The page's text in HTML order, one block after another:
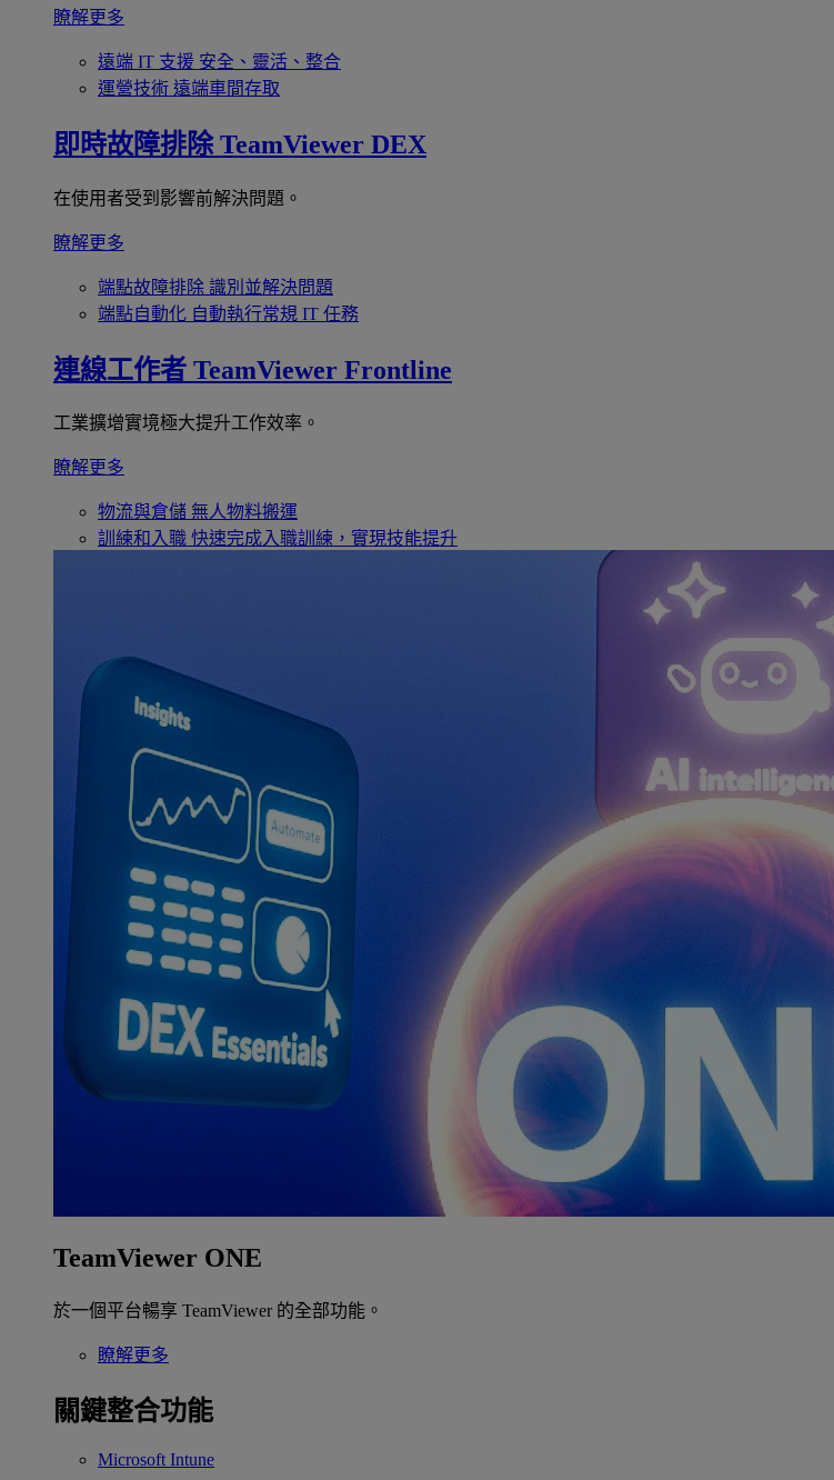
瞭解更多
遠端 IT 支援 安全、靈活、整合
運營技術 遠端車間存取
即時故障排除 TeamViewer DEX
在使用者受到影響前解決問題。
瞭解更多
端點故障排除 識別並解決問題
端點自動化 自動執行常規 IT 任務
連線工作者 TeamViewer Frontline
工業擴增實境極大提升工作效率。
瞭解更多
物流與倉儲 無人物料搬運
訓練和入職 快速完成入職訓練，實現技能提升
TeamViewer ONE
於一個平台暢享 TeamViewer 的全部功能。
瞭解更多
關鍵整合功能
Microsoft Intune